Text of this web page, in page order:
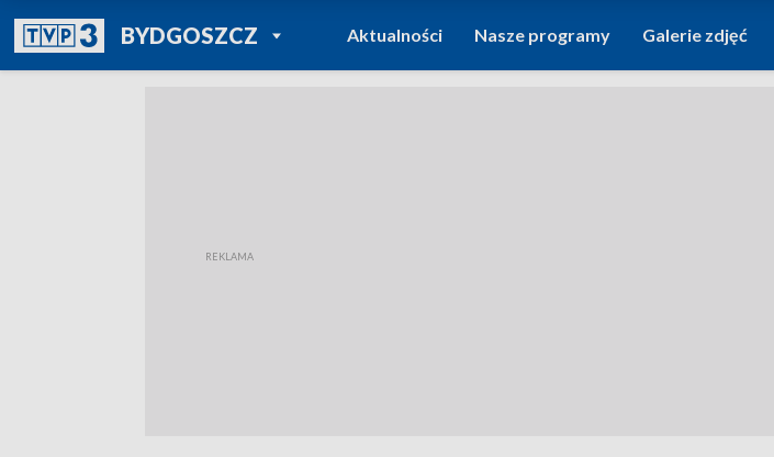
BYDGOSZCZPOWRÓT DO
TVP REGIONY
Aktualności Nasze programy Galerie zdjęć